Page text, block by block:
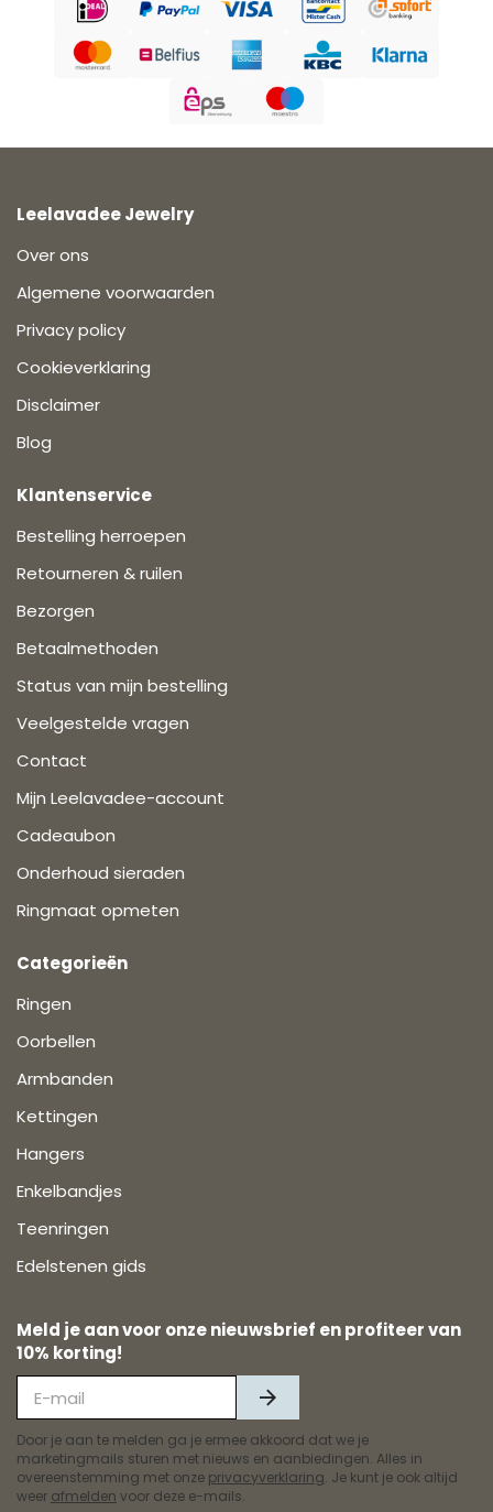
Leelavadee Jewelry
Over ons
Algemene voorwaarden
Privacy policy
Cookieverklaring
Disclaimer
Blog
Klantenservice
Bestelling herroepen
Retourneren & ruilen
Bezorgen
Betaalmethoden
Status van mijn bestelling
Veelgestelde vragen
Contact
Mijn Leelavadee-account
Cadeaubon
Onderhoud sieraden
Ringmaat opmeten
Categorieën
Ringen
Oorbellen
Armbanden
Kettingen
Hangers
Enkelbandjes
Teenringen
Edelstenen gids
Meld je aan voor onze nieuwsbrief en profiteer van
10% korting!
Door je aan te melden ga je ermee akkoord dat we je
marketingmails sturen met nieuws en aanbiedingen. Alles in
overeenstemming met onze privacyverklaring. Je kunt je ook altijd
weer afmelden voor deze e-mails.